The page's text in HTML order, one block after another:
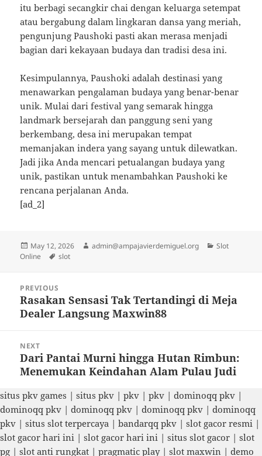
itu berbagi secangkir chai dengan keluarga setempat
atau bergabung dalam lingkaran dansa yang meriah,
pengunjung Paushoki pasti akan merasa menjadi
bagian dari kekayaan budaya dan tradisi desa ini.
Kesimpulannya, Paushoki adalah destinasi yang
menawarkan pengalaman budaya yang benar-benar
unik. Mulai dari festival yang semarak hingga
landmark bersejarah dan panggung seni yang
berkembang, desa ini merupakan tempat
memanjakan indera yang sayang untuk dilewatkan.
Jadi jika Anda mencari petualangan budaya yang
unik, pastikan untuk menambahkan Paushoki ke
rencana perjalanan Anda.
[ad_2]
Posted
on
May 12, 2026 Author
admin@ampajavierdemiguel.org Categories
Slot
Online
Tags
slot
navigation
PREVIOUS
Previous
post:
Rasakan Sensasi Tak Tertandingi di Meja
Dealer Langsung Maxwin88
NEXT
Next
post:
Dari Pantai Murni hingga Hutan Rimbun:
Menemukan Keindahan Alam Pulau Judi
situs pkv games | situs pkv | pkv | pkv | dominoqq pkv |
dominoqq pkv | dominoqq pkv | dominoqq pkv | dominoqq
pkv | situs slot terpercaya | bandarqq pkv | slot gacor resmi |
slot gacor hari ini | slot gacor hari ini | situs slot gacor | slot
pg | slot anti rungkat | pragmatic play| slot maxwin | demo